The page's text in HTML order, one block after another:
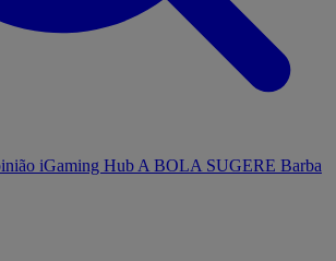
iGaming Hub A BOLA SUGERE Barba